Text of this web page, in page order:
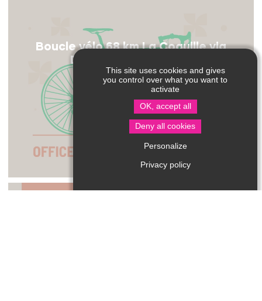
Boucle vélo 68 km La Coquille via
Dournazac et Chalus
This site uses cookies and gives
you control over what you want to
activate
OK, accept all
Deny all cookies
Personalize
Privacy policy